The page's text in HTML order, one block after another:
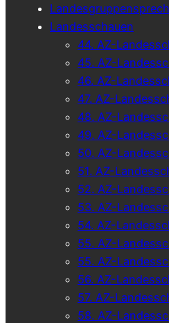
Landesschauen
44. AZ-
45. AZ-
46. AZ-
47. AZ-
48. AZ-
49. AZ-
50. AZ-
51. AZ-
52. AZ-
53. AZ-
54. AZ-
55. AZ-
55. AZ-
56. AZ-
57. AZ-
58. AZ-